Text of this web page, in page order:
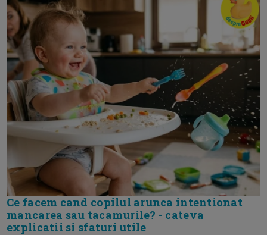
Ce facem cand copilul arunca intentionat
mancarea sau tacamurile? - cateva
explicatii si sfaturi utile